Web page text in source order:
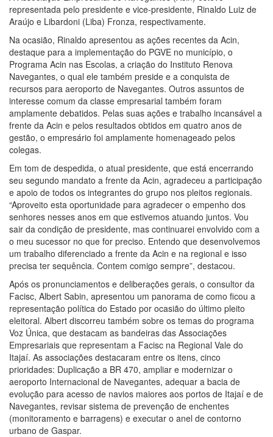
representada pelo presidente e vice-presidente, Rinaldo Luiz de
Araújo e Libardoni (Liba) Fronza, respectivamente.
Na ocasião, Rinaldo apresentou as ações recentes da Acin,
destaque para a implementação do PGVE no município, o
Programa Acin nas Escolas, a criação do Instituto Renova
Navegantes, o qual ele também preside e a conquista de
recursos para aeroporto de Navegantes. Outros assuntos de
interesse comum da classe empresarial também foram
amplamente debatidos. Pelas suas ações e trabalho incansável a
frente da Acin e pelos resultados obtidos em quatro anos de
gestão, o empresário foi amplamente homenageado pelos
colegas.
Em tom de despedida, o atual presidente, que está encerrando
seu segundo mandato a frente da Acin, agradeceu a participação
e apoio de todos os integrantes do grupo nos pleitos regionais.
“Aproveito esta oportunidade para agradecer o empenho dos
senhores nesses anos em que estivemos atuando juntos. Vou
sair da condição de presidente, mas continuarei envolvido com a
o meu sucessor no que for preciso. Entendo que desenvolvemos
um trabalho diferenciado a frente da Acin e na regional e isso
precisa ter sequência. Contem comigo sempre”, destacou.
Após os pronunciamentos e deliberações gerais, o consultor da
Facisc, Albert Sabin, apresentou um panorama de como ficou a
representação política do Estado por ocasião do último pleito
eleitoral. Albert discorreu também sobre os temas do programa
Voz Única, que destacam as bandeiras das Associações
Empresariais que representam a Facisc na Regional Vale do
Itajaí. As associações destacaram entre os itens, cinco
prioridades: Duplicação a BR 470, ampliar e modernizar o
aeroporto Internacional de Navegantes, adequar a bacia de
evolução para acesso de navios maiores aos portos de Itajaí e de
Navegantes, revisar sistema de prevenção de enchentes
(monitoramento e barragens) e executar o anel de contorno
urbano de Gaspar.